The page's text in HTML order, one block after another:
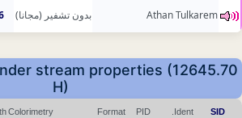
Athan Tulkarem بدون تشفير (مجانا)
stream properties (12645.70
H)
SID
Ident.
PID
Format
Colorimetry